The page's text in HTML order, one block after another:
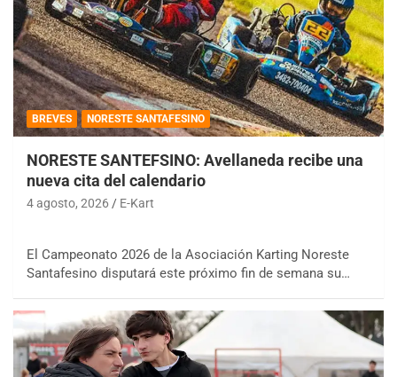
BREVES NORESTE SANTAFESINO
NORESTE SANTEFSINO: Avellaneda recibe una
nueva cita del calendario
4 agosto, 2026 E-Kart
El Campeonato 2026 de la Asociación Karting Noreste
Santafesino disputará este próximo fin de semana su…